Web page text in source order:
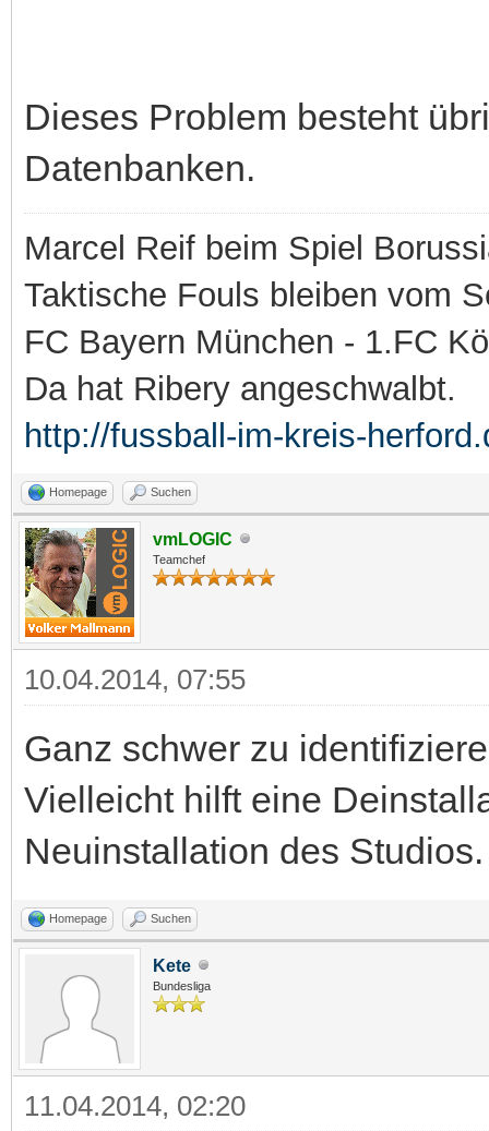
Dieses Problem besteht
Datenbanken.
Marcel Reif beim Spiel
Taktische Fouls bleiben vom
FC Bayern München - 1.FC
Da hat Ribery angeschwalbt.
http://fussball-im-kreis-
Homepage Suchen
vmLOGIC
Teamchef
10.04.2014, 07:55
Ganz schwer zu
Vielleicht hilft eine
Neuinstallation des
Homepage Suchen
Kete
Bundesliga
11.04.2014, 02:20